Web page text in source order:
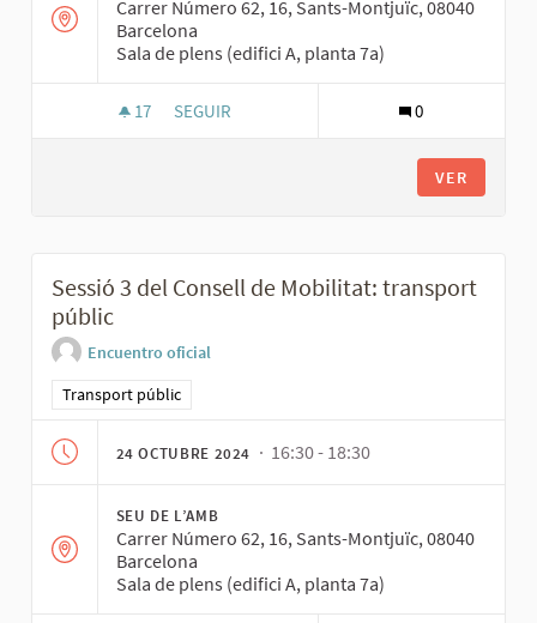
Carrer Número 62, 16, Sants-Montjuïc, 08040
Barcelona
Sala de plens (edifici A, planta 7a)
17 17 SEGUIDORAS
SEGUIR 0
VER
Sessió 3 del Consell de Mobilitat: transport
públic
Encuentro oficial
Resultados al filtrar por la categoría: Transport públic
Transport públic
24 OCTUBRE 2024 · 16:30 - 18:30
SEU DE L’AMB
Carrer Número 62, 16, Sants-Montjuïc, 08040
Barcelona
Sala de plens (edifici A, planta 7a)